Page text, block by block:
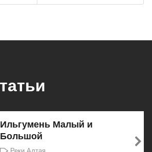
Ильгумень Малый и
Большой